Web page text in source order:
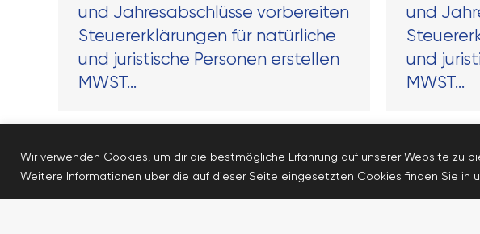
Wir verwenden Cookies, um dir die bestmögliche Erfahrung auf unserer Website zu
Weitere Informationen über die auf dieser Seite eingesetzten Cookies finden Sie in
und Jahresabschlüsse vorbereiten
Steuererklärungen für natürliche
und juristische Personen erstellen
MWST…
und
und
MWST…
Protecziun da las datas Impressum Lischana Fiduziari SA © 2026